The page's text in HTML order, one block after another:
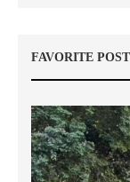
FAVORITE